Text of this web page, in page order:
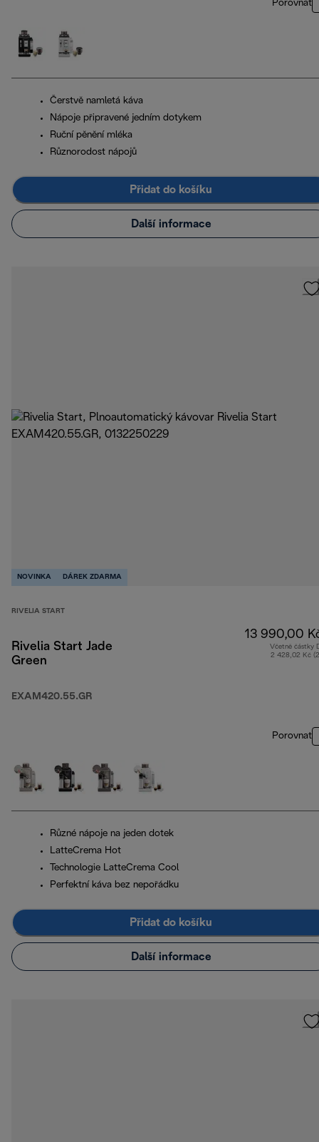
Porovnat
Čerstvě namletá káva
Nápoje připravené jedním dotykem
Ruční pěnění mléka
Různorodost nápojů
Přidat do košíku
Další informace
NOVINKA DÁREK ZDARMA
RIVELIA START
Rivelia Start Jade
Green
EXAM420.55.GR
13 990,00
Včetně částky
2 428,02 Kč
Porovnat
Různé nápoje na jeden dotek
LatteCrema Hot
Technologie LatteCrema Cool
Perfektní káva bez nepořádku
Přidat do košíku
Další informace